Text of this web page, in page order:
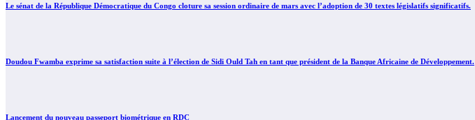
Le sénat de la République Démocratique du Congo cloture sa session ordinaire de mars avec l’adoption de 30 textes législatifs significatifs.
Doudou Fwamba exprime sa satisfaction suite à l’élection de Sidi Ould Tah en tant que président de la Banque Africaine de Développement.
Lancement du nouveau passeport biométrique en RDC